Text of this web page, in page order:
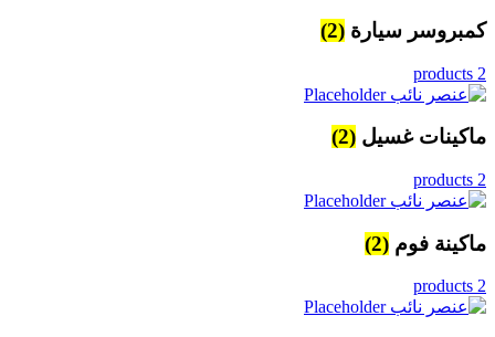
كمبروسر سيارة (2)
2 products
ماكينات غسيل (2)
2 products
ماكينة فوم (2)
2 products